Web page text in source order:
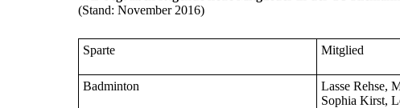
(Stand: November 2016)
Sparte Mitglied
Badminton
Lasse Rehse,
Sophia Kirst,